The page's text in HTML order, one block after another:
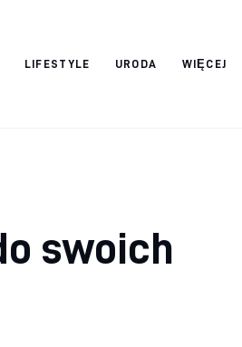
LIFESTYLE URODA WIĘCEJ
swoich